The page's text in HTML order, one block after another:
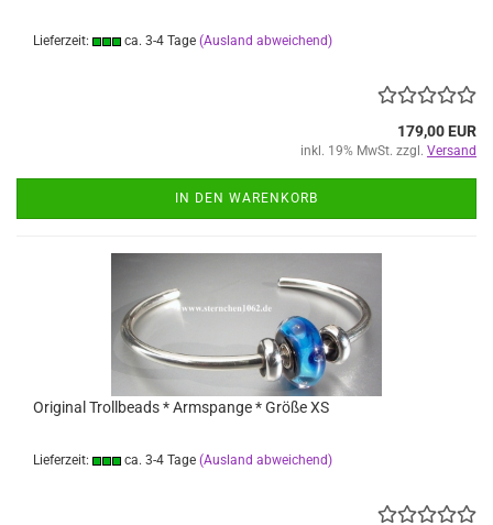
Lieferzeit: ca. 3-4 Tage (Ausland abweichend)
179,00 EUR
inkl. 19% MwSt. zzgl. Versand
IN DEN WARENKORB
Original Trollbeads * Armspange * Größe XS
Lieferzeit: ca. 3-4 Tage (Ausland abweichend)